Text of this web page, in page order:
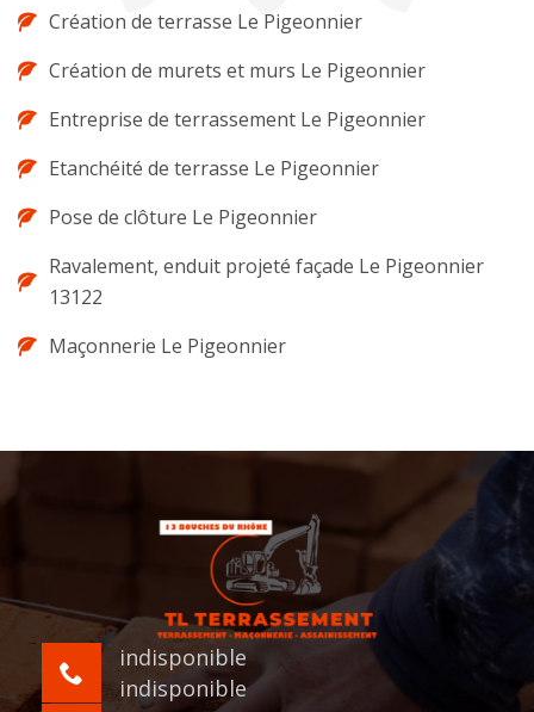
Création de terrasse Le Pigeonnier
Création de murets et murs Le Pigeonnier
Entreprise de terrassement Le Pigeonnier
Etanchéité de terrasse Le Pigeonnier
Pose de clôture Le Pigeonnier
Ravalement, enduit projeté façade Le Pigeonnier
13122
Maçonnerie Le Pigeonnier
indisponible
indisponible